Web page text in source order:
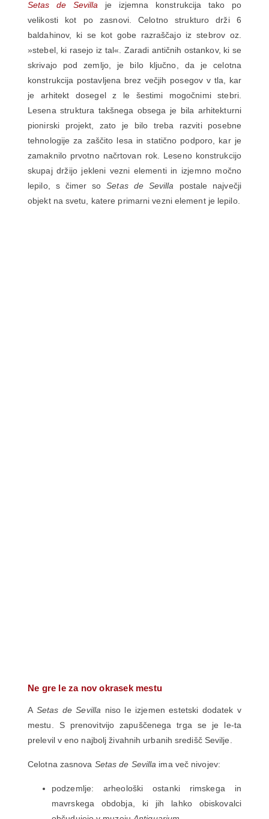
Setas de Sevilla je izjemna konstrukcija tako po
velikosti kot po zasnovi. Celotno strukturo drži 6
baldahinov, ki se kot gobe razraščajo iz stebrov oz.
»stebel, ki rasejo iz tal«. Zaradi antičnih ostankov, ki se
skrivajo pod zemljo, je bilo ključno, da je celotna
konstrukcija postavljena brez večjih posegov v tla, kar
je arhitekt dosegel z le šestimi mogočnimi stebri.
Lesena struktura takšnega obsega je bila arhitekturni
pionirski projekt, zato je bilo treba razviti posebne
tehnologije za zaščito lesa in statično podporo, kar je
zamaknilo prvotno načrtovan rok. Leseno konstrukcijo
skupaj držijo jekleni vezni elementi in izjemno močno
lepilo, s čimer soSetas de Sevilla postale največji
objekt na svetu, katere primarni vezni element je lepilo.
Ne gre le za nov okrasek mestu
A Setas de Sevilla niso le izjemen estetski dodatek v
mestu. S prenovitvijo zapuščenega trga se je le-ta
prelevil v eno najbolj živahnih urbanih središč Sevilje.
Celotna zasnova Setas de Sevilla ima več nivojev:
podzemlje: arheološki ostanki rimskega in
mavrskega obdobja, ki jih lahko obiskovalci